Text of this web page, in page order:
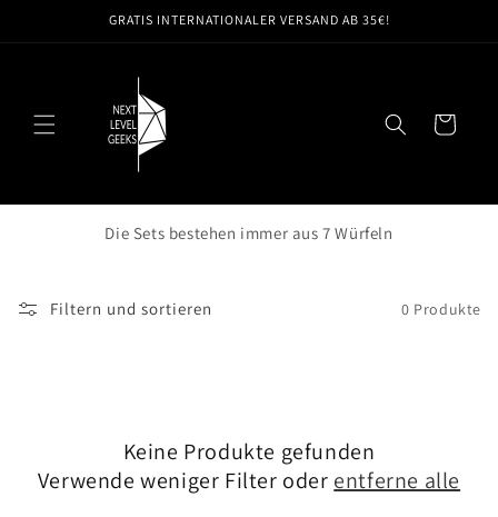
GRATIS INTERNATIONALER VERSAND AB 35€!
Warenkorb
Die Sets bestehen immer aus 7 Würfeln
Filtern und sortieren 0 Produkte
Keine Produkte gefunden
Verwende weniger Filter oder entferne alle